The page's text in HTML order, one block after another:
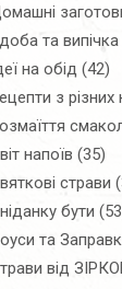
та випічка
на обід (42)
з різних
напоїв (35)
страви
бути
та
від